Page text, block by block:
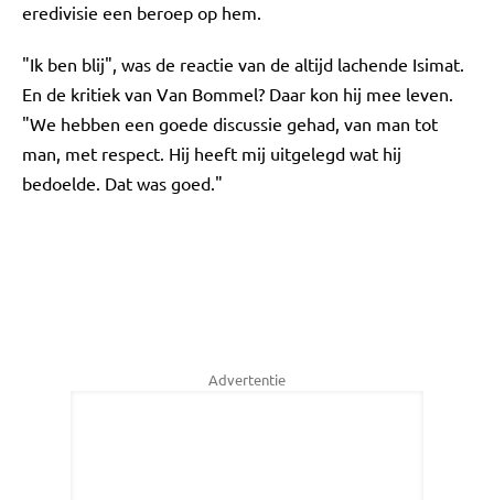
eredivisie een beroep op hem.
"Ik ben blij", was de reactie van de altijd lachende Isimat.
En de kritiek van Van Bommel? Daar kon hij mee leven.
"We hebben een goede discussie gehad, van man tot
man, met respect. Hij heeft mij uitgelegd wat hij
bedoelde. Dat was goed."
Advertentie